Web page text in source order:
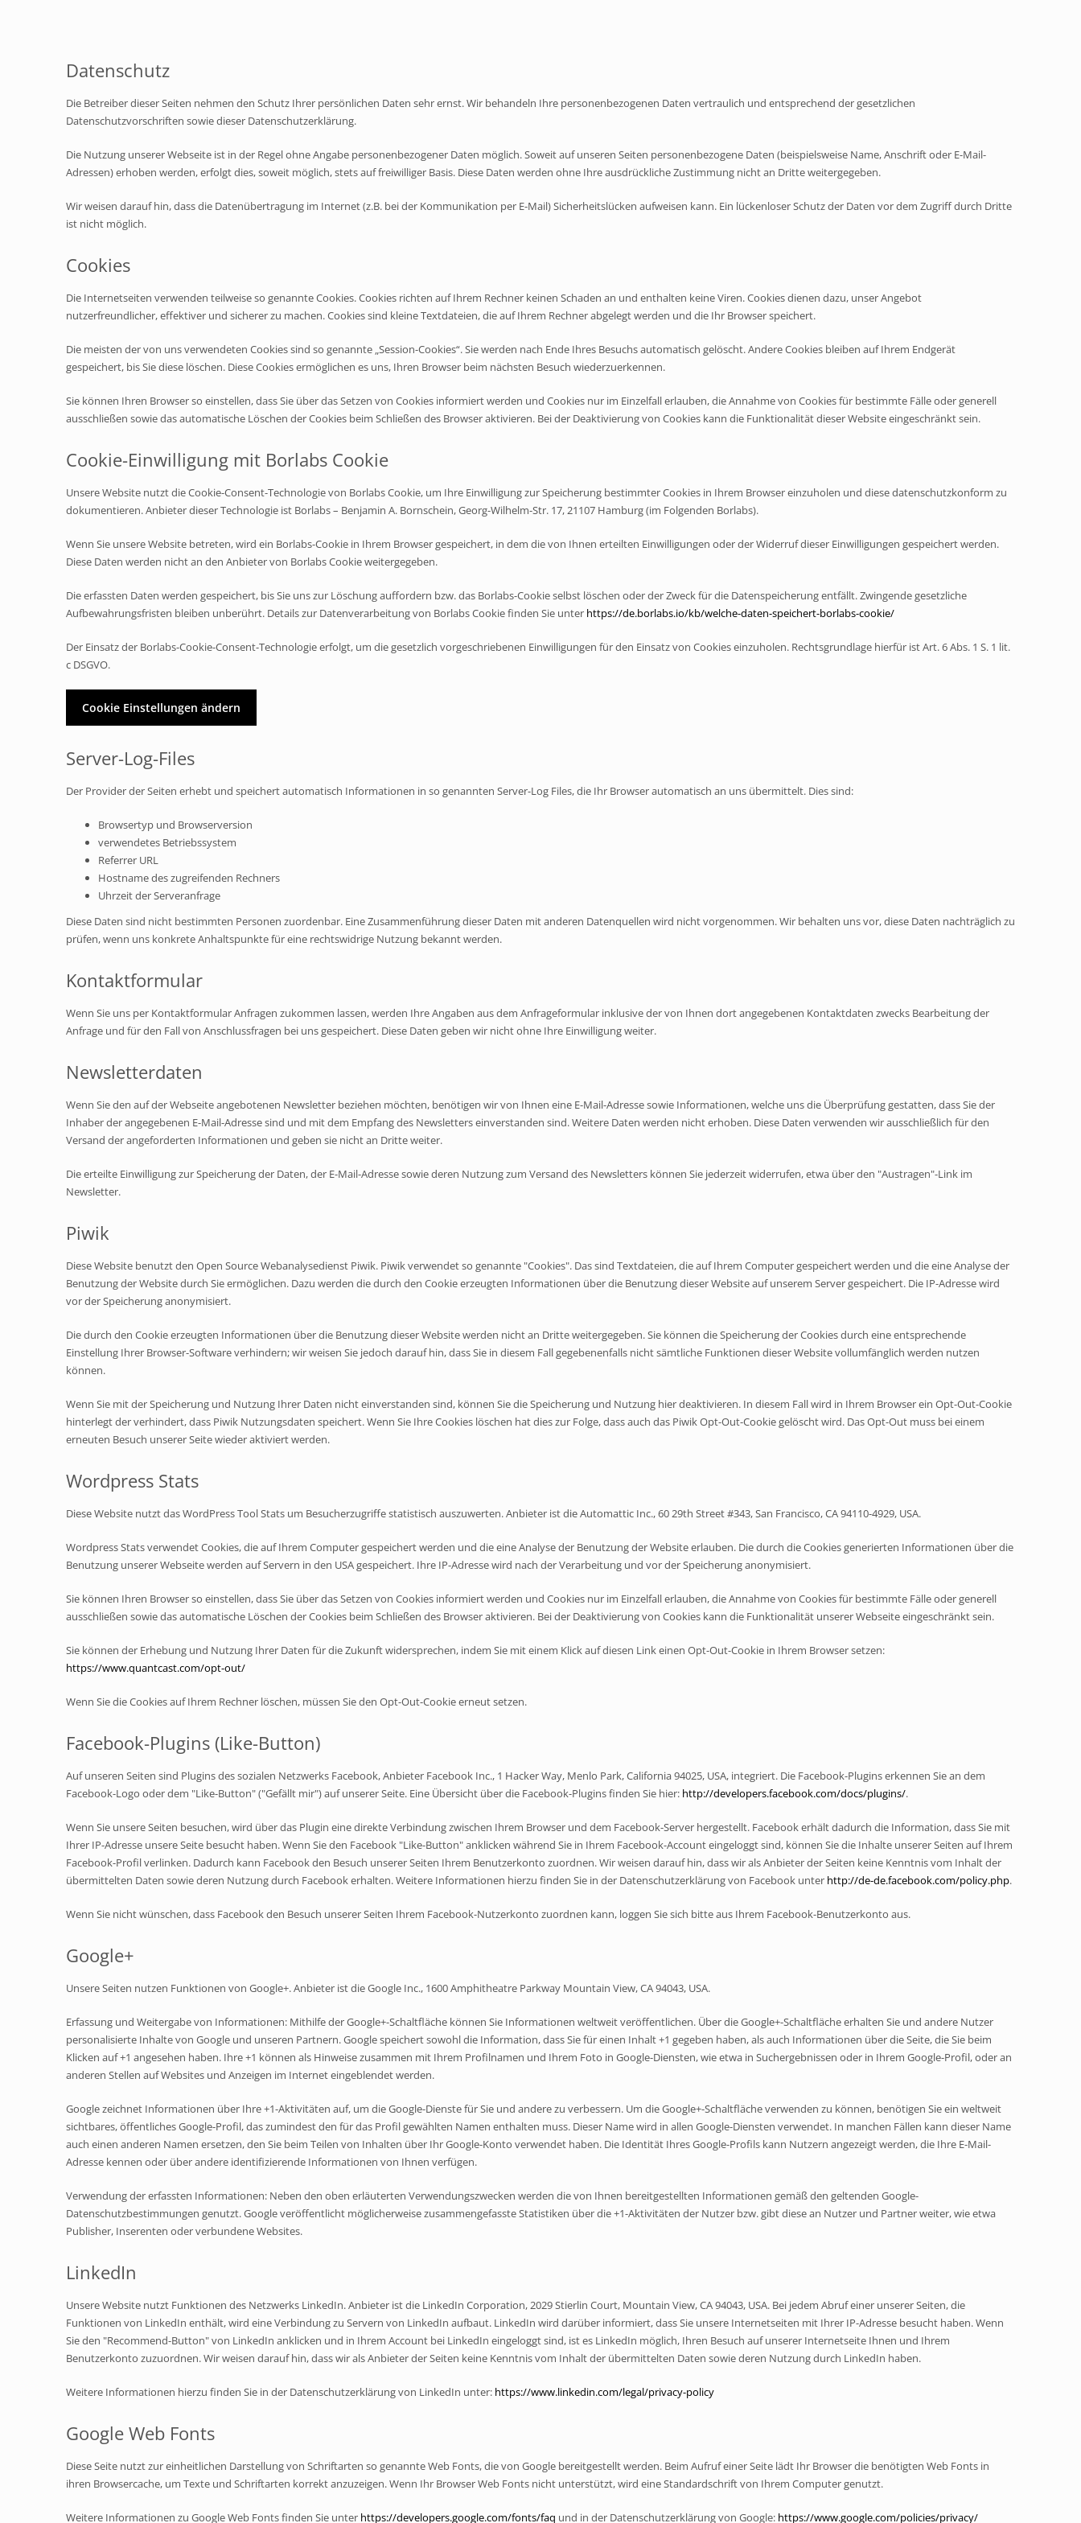
Datenschutz
Die Betreiber dieser Seiten nehmen den Schutz Ihrer persönlichen Daten sehr ernst. Wir behandeln Ihre personenbezogenen Daten vertraulich und entsprechend der gesetzlichen
Datenschutzvorschriften sowie dieser Datenschutzerklärung.
Die Nutzung unserer Webseite ist in der Regel ohne Angabe personenbezogener Daten möglich. Soweit auf unseren Seiten personenbezogene Daten (beispielsweise Name, Anschrift oder E-Mail-
Adressen) erhoben werden, erfolgt dies, soweit möglich, stets auf freiwilliger Basis. Diese Daten werden ohne Ihre ausdrückliche Zustimmung nicht an Dritte weitergegeben.
Wir weisen darauf hin, dass die Datenübertragung im Internet (z.B. bei der Kommunikation per E-Mail) Sicherheitslücken aufweisen kann. Ein lückenloser Schutz der Daten vor dem Zugriff durch Dritte
ist nicht möglich.
Cookies
Die Internetseiten verwenden teilweise so genannte Cookies. Cookies richten auf Ihrem Rechner keinen Schaden an und enthalten keine Viren. Cookies dienen dazu, unser Angebot
nutzerfreundlicher, effektiver und sicherer zu machen. Cookies sind kleine Textdateien, die auf Ihrem Rechner abgelegt werden und die Ihr Browser speichert.
Die meisten der von uns verwendeten Cookies sind so genannte „Session-Cookies“. Sie werden nach Ende Ihres Besuchs automatisch gelöscht. Andere Cookies bleiben auf Ihrem Endgerät
gespeichert, bis Sie diese löschen. Diese Cookies ermöglichen es uns, Ihren Browser beim nächsten Besuch wiederzuerkennen.
Sie können Ihren Browser so einstellen, dass Sie über das Setzen von Cookies informiert werden und Cookies nur im Einzelfall erlauben, die Annahme von Cookies für bestimmte Fälle oder generell
ausschließen sowie das automatische Löschen der Cookies beim Schließen des Browser aktivieren. Bei der Deaktivierung von Cookies kann die Funktionalität dieser Website eingeschränkt sein.
Cookie-Einwilligung mit Borlabs Cookie
Unsere Website nutzt die Cookie-Consent-Technologie von Borlabs Cookie, um Ihre Einwilligung zur Speicherung bestimmter Cookies in Ihrem Browser einzuholen und diese datenschutzkonform zu
dokumentieren. Anbieter dieser Technologie ist Borlabs – Benjamin A. Bornschein, Georg-Wilhelm-Str. 17, 21107 Hamburg (im Folgenden Borlabs).
Wenn Sie unsere Website betreten, wird ein Borlabs-Cookie in Ihrem Browser gespeichert, in dem die von Ihnen erteilten Einwilligungen oder der Widerruf dieser Einwilligungen gespeichert werden.
Diese Daten werden nicht an den Anbieter von Borlabs Cookie weitergegeben.
Die erfassten Daten werden gespeichert, bis Sie uns zur Löschung auffordern bzw. das Borlabs-Cookie selbst löschen oder der Zweck für die Datenspeicherung entfällt. Zwingende gesetzliche
Aufbewahrungsfristen bleiben unberührt. Details zur Datenverarbeitung von Borlabs Cookie finden Sie unter https://de.borlabs.io/kb/welche-daten-speichert-borlabs-cookie/
Der Einsatz der Borlabs-Cookie-Consent-Technologie erfolgt, um die gesetzlich vorgeschriebenen Einwilligungen für den Einsatz von Cookies einzuholen. Rechtsgrundlage hierfür ist Art. 6 Abs. 1 S. 1 lit.
c DSGVO.
Cookie Einstellungen ändern
Server-Log-Files
Der Provider der Seiten erhebt und speichert automatisch Informationen in so genannten Server-Log Files, die Ihr Browser automatisch an uns übermittelt. Dies sind:
Browsertyp und Browserversion
verwendetes Betriebssystem
Referrer URL
Hostname des zugreifenden Rechners
Uhrzeit der Serveranfrage
Diese Daten sind nicht bestimmten Personen zuordenbar. Eine Zusammenführung dieser Daten mit anderen Datenquellen wird nicht vorgenommen. Wir behalten uns vor, diese Daten nachträglich zu
prüfen, wenn uns konkrete Anhaltspunkte für eine rechtswidrige Nutzung bekannt werden.
Kontaktformular
Wenn Sie uns per Kontaktformular Anfragen zukommen lassen, werden Ihre Angaben aus dem Anfrageformular inklusive der von Ihnen dort angegebenen Kontaktdaten zwecks Bearbeitung der
Anfrage und für den Fall von Anschlussfragen bei uns gespeichert. Diese Daten geben wir nicht ohne Ihre Einwilligung weiter.
Newsletterdaten
Wenn Sie den auf der Webseite angebotenen Newsletter beziehen möchten, benötigen wir von Ihnen eine E-Mail-Adresse sowie Informationen, welche uns die Überprüfung gestatten, dass Sie der
Inhaber der angegebenen E-Mail-Adresse sind und mit dem Empfang des Newsletters einverstanden sind. Weitere Daten werden nicht erhoben. Diese Daten verwenden wir ausschließlich für den
Versand der angeforderten Informationen und geben sie nicht an Dritte weiter.
Die erteilte Einwilligung zur Speicherung der Daten, der E-Mail-Adresse sowie deren Nutzung zum Versand des Newsletters können Sie jederzeit widerrufen, etwa über den "Austragen"-Link im
Newsletter.
Piwik
Diese Website benutzt den Open Source Webanalysedienst Piwik. Piwik verwendet so genannte "Cookies". Das sind Textdateien, die auf Ihrem Computer gespeichert werden und die eine Analyse der
Benutzung der Website durch Sie ermöglichen. Dazu werden die durch den Cookie erzeugten Informationen über die Benutzung dieser Website auf unserem Server gespeichert. Die IP-Adresse wird
vor der Speicherung anonymisiert.
Die durch den Cookie erzeugten Informationen über die Benutzung dieser Website werden nicht an Dritte weitergegeben. Sie können die Speicherung der Cookies durch eine entsprechende
Einstellung Ihrer Browser-Software verhindern; wir weisen Sie jedoch darauf hin, dass Sie in diesem Fall gegebenenfalls nicht sämtliche Funktionen dieser Website vollumfänglich werden nutzen
können.
Wenn Sie mit der Speicherung und Nutzung Ihrer Daten nicht einverstanden sind, können Sie die Speicherung und Nutzung hier deaktivieren. In diesem Fall wird in Ihrem Browser ein Opt-Out-Cookie
hinterlegt der verhindert, dass Piwik Nutzungsdaten speichert. Wenn Sie Ihre Cookies löschen hat dies zur Folge, dass auch das Piwik Opt-Out-Cookie gelöscht wird. Das Opt-Out muss bei einem
erneuten Besuch unserer Seite wieder aktiviert werden.
Wordpress Stats
Diese Website nutzt das WordPress Tool Stats um Besucherzugriffe statistisch auszuwerten. Anbieter ist die Automattic Inc., 60 29th Street #343, San Francisco, CA 94110-4929, USA.
Wordpress Stats verwendet Cookies, die auf Ihrem Computer gespeichert werden und die eine Analyse der Benutzung der Website erlauben. Die durch die Cookies generierten Informationen über die
Benutzung unserer Webseite werden auf Servern in den USA gespeichert. Ihre IP-Adresse wird nach der Verarbeitung und vor der Speicherung anonymisiert.
Sie können Ihren Browser so einstellen, dass Sie über das Setzen von Cookies informiert werden und Cookies nur im Einzelfall erlauben, die Annahme von Cookies für bestimmte Fälle oder generell
ausschließen sowie das automatische Löschen der Cookies beim Schließen des Browser aktivieren. Bei der Deaktivierung von Cookies kann die Funktionalität unserer Webseite eingeschränkt sein.
Sie können der Erhebung und Nutzung Ihrer Daten für die Zukunft widersprechen, indem Sie mit einem Klick auf diesen Link einen Opt-Out-Cookie in Ihrem Browser setzen:
https://www.quantcast.com/opt-out/
Wenn Sie die Cookies auf Ihrem Rechner löschen, müssen Sie den Opt-Out-Cookie erneut setzen.
Facebook-Plugins (Like-Button)
Auf unseren Seiten sind Plugins des sozialen Netzwerks Facebook, Anbieter Facebook Inc., 1 Hacker Way, Menlo Park, California 94025, USA, integriert. Die Facebook-Plugins erkennen Sie an dem
Facebook-Logo oder dem "Like-Button" ("Gefällt mir") auf unserer Seite. Eine Übersicht über die Facebook-Plugins finden Sie hier: http://developers.facebook.com/docs/plugins/.
Wenn Sie unsere Seiten besuchen, wird über das Plugin eine direkte Verbindung zwischen Ihrem Browser und dem Facebook-Server hergestellt. Facebook erhält dadurch die Information, dass Sie mit
Ihrer IP-Adresse unsere Seite besucht haben. Wenn Sie den Facebook "Like-Button" anklicken während Sie in Ihrem Facebook-Account eingeloggt sind, können Sie die Inhalte unserer Seiten auf Ihrem
Facebook-Profil verlinken. Dadurch kann Facebook den Besuch unserer Seiten Ihrem Benutzerkonto zuordnen. Wir weisen darauf hin, dass wir als Anbieter der Seiten keine Kenntnis vom Inhalt der
übermittelten Daten sowie deren Nutzung durch Facebook erhalten. Weitere Informationen hierzu finden Sie in der Datenschutzerklärung von Facebook unter http://de-de.facebook.com/policy.php.
Wenn Sie nicht wünschen, dass Facebook den Besuch unserer Seiten Ihrem Facebook-Nutzerkonto zuordnen kann, loggen Sie sich bitte aus Ihrem Facebook-Benutzerkonto aus.
Google+
Unsere Seiten nutzen Funktionen von Google+. Anbieter ist die Google Inc., 1600 Amphitheatre Parkway Mountain View, CA 94043, USA.
Erfassung und Weitergabe von Informationen: Mithilfe der Google+-Schaltfläche können Sie Informationen weltweit veröffentlichen. Über die Google+-Schaltfläche erhalten Sie und andere Nutzer
personalisierte Inhalte von Google und unseren Partnern. Google speichert sowohl die Information, dass Sie für einen Inhalt +1 gegeben haben, als auch Informationen über die Seite, die Sie beim
Klicken auf +1 angesehen haben. Ihre +1 können als Hinweise zusammen mit Ihrem Profilnamen und Ihrem Foto in Google-Diensten, wie etwa in Suchergebnissen oder in Ihrem Google-Profil, oder an
anderen Stellen auf Websites und Anzeigen im Internet eingeblendet werden.
Google zeichnet Informationen über Ihre +1-Aktivitäten auf, um die Google-Dienste für Sie und andere zu verbessern. Um die Google+-Schaltfläche verwenden zu können, benötigen Sie ein weltweit
sichtbares, öffentliches Google-Profil, das zumindest den für das Profil gewählten Namen enthalten muss. Dieser Name wird in allen Google-Diensten verwendet. In manchen Fällen kann dieser Name
auch einen anderen Namen ersetzen, den Sie beim Teilen von Inhalten über Ihr Google-Konto verwendet haben. Die Identität Ihres Google-Profils kann Nutzern angezeigt werden, die Ihre E-Mail-
Adresse kennen oder über andere identifizierende Informationen von Ihnen verfügen.
Verwendung der erfassten Informationen: Neben den oben erläuterten Verwendungszwecken werden die von Ihnen bereitgestellten Informationen gemäß den geltenden Google-
Datenschutzbestimmungen genutzt. Google veröffentlicht möglicherweise zusammengefasste Statistiken über die +1-Aktivitäten der Nutzer bzw. gibt diese an Nutzer und Partner weiter, wie etwa
Publisher, Inserenten oder verbundene Websites.
LinkedIn
Unsere Website nutzt Funktionen des Netzwerks LinkedIn. Anbieter ist die LinkedIn Corporation, 2029 Stierlin Court, Mountain View, CA 94043, USA. Bei jedem Abruf einer unserer Seiten, die
Funktionen von LinkedIn enthält, wird eine Verbindung zu Servern von LinkedIn aufbaut. LinkedIn wird darüber informiert, dass Sie unsere Internetseiten mit Ihrer IP-Adresse besucht haben. Wenn
Sie den "Recommend-Button" von LinkedIn anklicken und in Ihrem Account bei LinkedIn eingeloggt sind, ist es LinkedIn möglich, Ihren Besuch auf unserer Internetseite Ihnen und Ihrem
Benutzerkonto zuzuordnen. Wir weisen darauf hin, dass wir als Anbieter der Seiten keine Kenntnis vom Inhalt der übermittelten Daten sowie deren Nutzung durch LinkedIn haben.
Weitere Informationen hierzu finden Sie in der Datenschutzerklärung von LinkedIn unter: https://www.linkedin.com/legal/privacy-policy
Google Web Fonts
Diese Seite nutzt zur einheitlichen Darstellung von Schriftarten so genannte Web Fonts, die von Google bereitgestellt werden. Beim Aufruf einer Seite lädt Ihr Browser die benötigten Web Fonts in
ihren Browsercache, um Texte und Schriftarten korrekt anzuzeigen. Wenn Ihr Browser Web Fonts nicht unterstützt, wird eine Standardschrift von Ihrem Computer genutzt.
Weitere Informationen zu Google Web Fonts finden Sie unter https://developers.google.com/fonts/faq und in der Datenschutzerklärung von Google: https://www.google.com/policies/privacy/